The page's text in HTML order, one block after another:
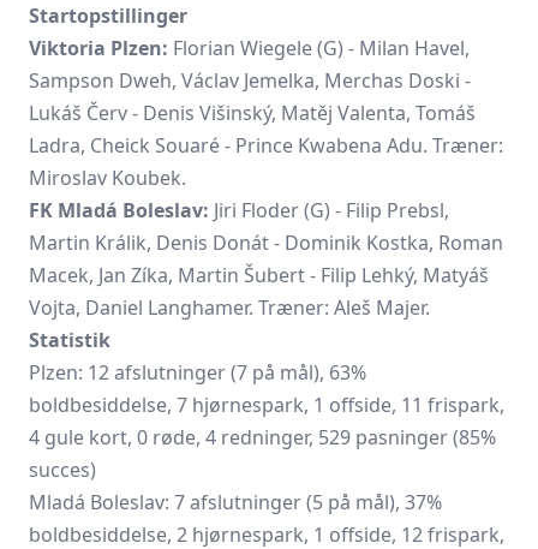
Startopstillinger
Viktoria Plzen: Florian Wiegele(G) - Milan Havel,
Sampson Dweh, Václav Jemelka, Merchas Doski -
Lukáš Červ - Denis Višinský, Matěj Valenta, Tomáš
Ladra, Cheick Souaré - Prince Kwabena Adu. Træner:
Miroslav Koubek.
FK Mladá Boleslav: Jiri Floder (G) - Filip Prebsl,
Martin Králik, Denis Donát - Dominik Kostka, Roman
Macek, Jan Zíka, Martin Šubert - Filip Lehký, Matyáš
Vojta, Daniel Langhamer. Træner: Aleš Majer.
Statistik
Plzen: 12 afslutninger (7 på mål), 63%
boldbesiddelse, 7 hjørnespark, 1 offside, 11 frispark,
4 gule kort, 0 røde, 4 redninger, 529 pasninger (85%
succes)
Mladá Boleslav: 7 afslutninger (5 på mål), 37%
boldbesiddelse, 2 hjørnespark, 1 offside, 12 frispark,